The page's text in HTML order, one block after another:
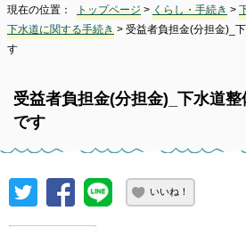
現在の位置： トップページ > くらし・手続き >
下水道に関する手続き > 受益者負担金(分担金)_
す
受益者負担金(分担金)_下水道
です
いいね！